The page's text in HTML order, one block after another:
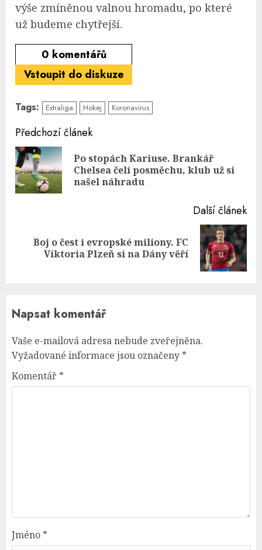
výše zmíněnou valnou hromadu, po které
už budeme chytřejší.
0 komentářů
Vstoupit do diskuze
Tags: Extraliga Hokej Koronavirus
Continue
Reading
Předchozí článek
Po stopách Kariuse. Brankář
Chelsea čelí posměchu, klub už si
našel náhradu
Další článek
NextBoj o čest i evropské miliony. FC
Viktoria Plzeň si na Dány věří
Napsat komentář
Vaše e-mailová adresa nebude zveřejněna.
Vyžadované informace jsou označeny *
Komentář *
Jméno *